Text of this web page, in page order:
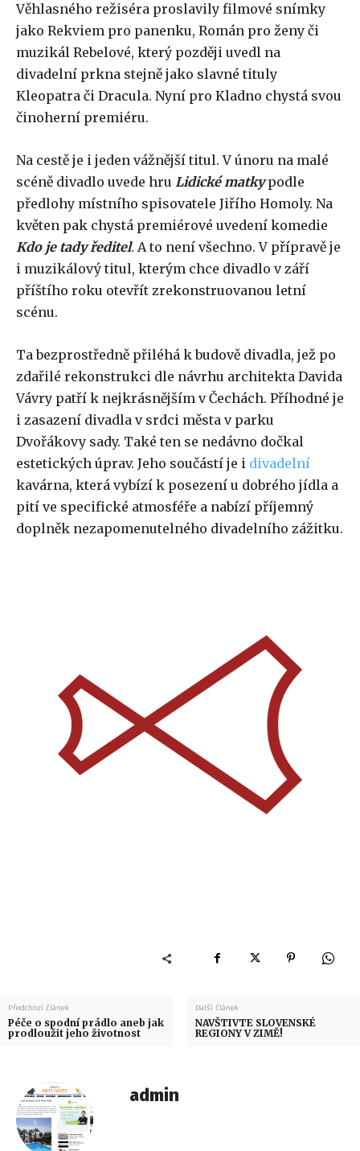
Věhlasného režiséra proslavily filmové snímky
jako Rekviem pro panenku, Román pro ženy či
muzikál Rebelové, který později uvedl na
divadelní prkna stejně jako slavné tituly
Kleopatra či Dracula. Nyní pro Kladno chystá svou
činoherní premiéru.
Na cestě je i jeden vážnější titul. V únoru na malé
scéně divadlo uvede hru Lidické matkypodle
předlohy místního spisovatele Jiřího Homoly. Na
květen pak chystá premiérové uvedení komedie
Kdo je tady ředitel. A to není všechno. V přípravě je
i muzikálový titul, kterým chce divadlo v září
příštího roku otevřít zrekonstruovanou letní
scénu.
Ta bezprostředně přiléhá k budově divadla, jež po
zdařilé rekonstrukci dle návrhu architekta Davida
Vávry patří k nejkrásnějším v Čechách. Příhodné je
i zasazení divadla v srdci města v parku
Dvořákovy sady. Také ten se nedávno dočkal
estetických úprav. Jeho součástí je i divadelní
kavárna, která vybízí k posezení u dobrého jídla a
pití ve specifické atmosféře a nabízí příjemný
doplněk nezapomenutelného divadelního zážitku.
Předchozí článek
Péče o spodní prádlo aneb jak
prodloužit jeho životnost
Další článek
NAVŠTIVTE SLOVENSKÉ
REGIONY V ZIMĚ!
admin